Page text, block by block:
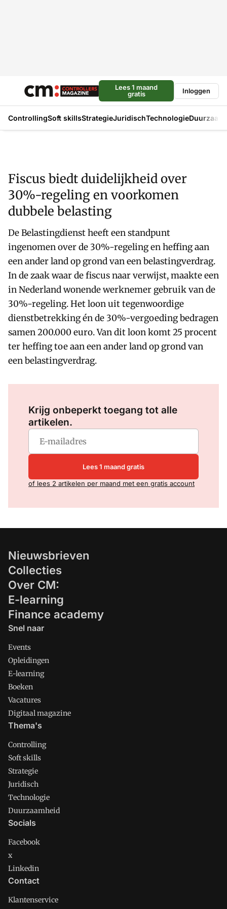
Lees 1 maand
gratis
Inloggen
ControllingSoft skillsStrategieJuridischTechnologie
Fiscus biedt duidelijkheid over
30%-regeling en voorkomen
dubbele belasting
De Belastingdienst heeft een standpunt
ingenomen over de 30%-regeling en heffing aan
een ander land op grond van een belastingverdrag.
In de zaak waar de fiscus naar verwijst, maakte een
in Nederland wonende werknemer gebruik van de
30%-regeling. Het loon uit tegenwoordige
dienstbetrekking én de 30%-vergoeding bedragen
samen 200.000 euro. Van dit loon komt 25 procent
ter heffing toe aan een ander land op grond van
een belastingverdrag.
Krijg onbeperkt toegang tot alle
artikelen.
Lees 1 maand gratis
of lees 2 artikelen per maand met een gratis account
Nieuwsbrieven
Collecties
Over CM:
E-learning
Finance academy
Snel naar
Events
Opleidingen
E-learning
Boeken
Vacatures
Digitaal magazine
Thema's
Controlling
Soft skills
Strategie
Juridisch
Technologie
Duurzaamheid
Socials
Facebook
x
Linkedin
Contact
Klantenservice